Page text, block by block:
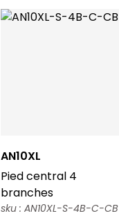
AN10XL
Pied central 4
branches
sku : AN10XL-S-4B-C-CB